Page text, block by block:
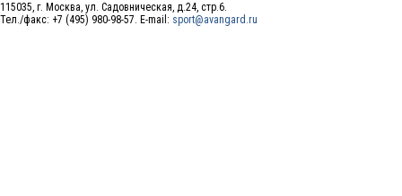
115035, г. Москва, ул. Садовническая, д.24, стр.6.
Тел./факс: +7 (495) 980-98-57. E-mail: sport@avangard.ru